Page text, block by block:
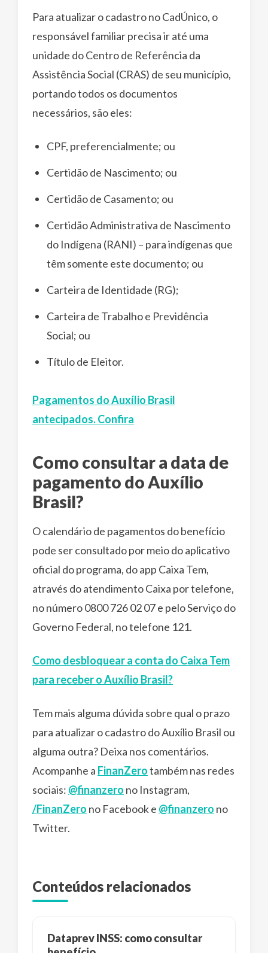
Para atualizar o cadastro no CadÚnico, o
responsável familiar precisa ir até uma
unidade do Centro de Referência da
Assistência Social (CRAS) de seu município,
portando todos os documentos
necessários, são eles:
CPF, preferencialmente; ou
Certidão de Nascimento; ou
Certidão de Casamento; ou
Certidão Administrativa de Nascimento
do Indígena (RANI) – para indígenas que
têm somente este documento; ou
Carteira de Identidade (RG);
Carteira de Trabalho e Previdência
Social; ou
Título de Eleitor.
Pagamentos do Auxílio Brasil
antecipados. Confira
Como consultar a data de
pagamento do Auxílio
Brasil?
O calendário de pagamentos do benefício
pode ser consultado por meio do aplicativo
oficial do programa, do app Caixa Tem,
através do atendimento Caixa por telefone,
no número 0800 726 02 07 e pelo Serviço do
Governo Federal, no telefone 121.
Como desbloquear a conta do Caixa Tem
para receber o Auxílio Brasil?
Tem mais alguma dúvida sobre qual o prazo
para atualizar o cadastro do Auxílio Brasil ou
alguma outra? Deixa nos comentários.
Acompanhe a FinanZerotambém nas redes
sociais: @finanzero no Instagram,
/FinanZero no Facebook e @finanzero no
Twitter.
Conteúdos relacionados
Dataprev INSS: como consultar